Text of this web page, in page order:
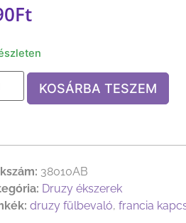
Ft
KOSÁRBA TESZEM
38010AB
Druzy ékszerek
druzy fülbevaló, francia